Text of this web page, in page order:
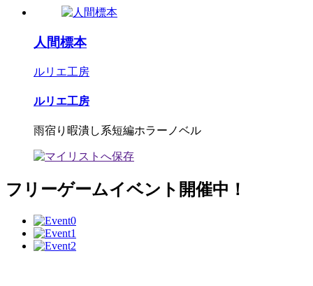
人間標本
ルリエ工房
ルリエ工房
雨宿り暇潰し系短編ホラーノベル
フリーゲームイベント開催中！